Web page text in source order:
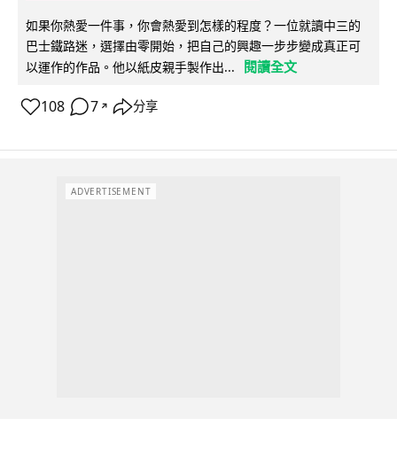
如果你熱愛一件事，你會熱愛到怎樣的程度？一位就讀中三的
巴士鐵路迷，選擇由零開始，把自己的興趣一步步變成真正可
以運作的作品。他以紙皮親手製作出...
閱讀全文
108 7 ↗ 分享
ADVERTISEMENT